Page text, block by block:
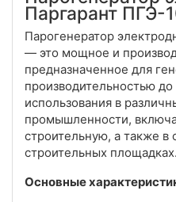
Паргарант ПГЭ-
Парогенератор
— это мощное и
предназначенное для
производительностью
использования в
промышленности,
строительную, а также в
строительных площадках.
Основные